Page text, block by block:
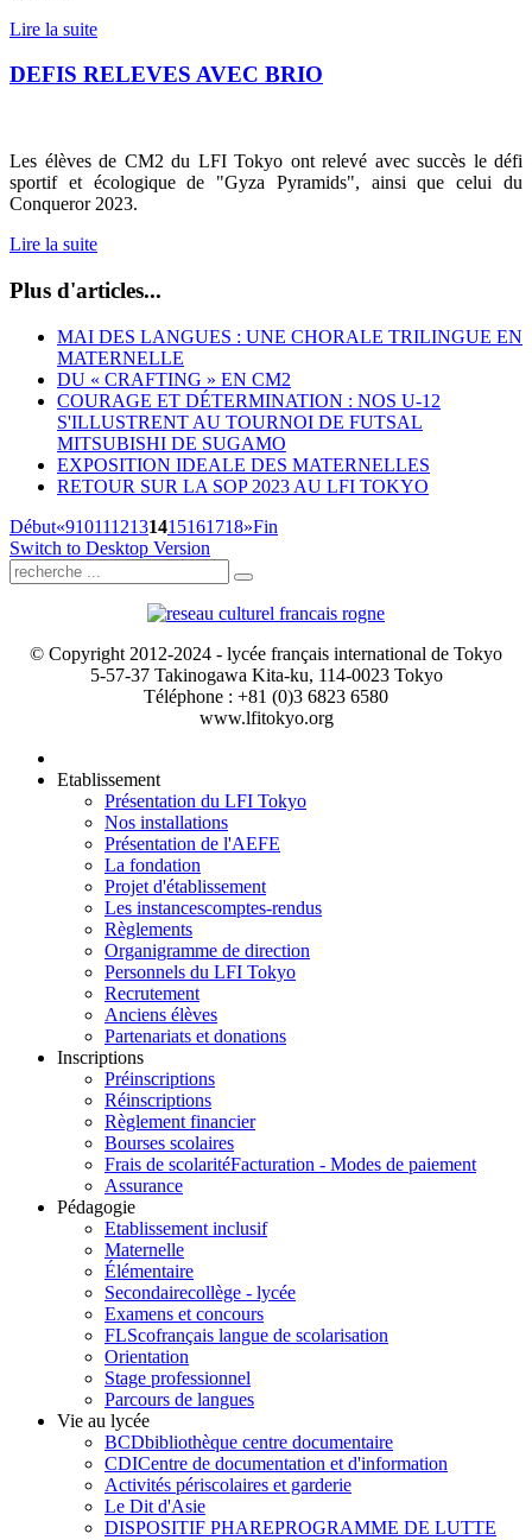
Lire la suite
DEFIS RELEVES AVEC BRIO
Les élèves de CM2 du LFI Tokyo ont relevé avec succès le défi
sportif et écologique de "Gyza Pyramids", ainsi que celui du
Conqueror 2023.
Lire la suite
Plus d'articles...
MAI DES LANGUES : UNE CHORALE TRILINGUE EN
MATERNELLE
DU « CRAFTING » EN CM2
COURAGE ET DÉTERMINATION : NOS U-12
S'ILLUSTRENT AU TOURNOI DE FUTSAL
MITSUBISHI DE SUGAMO
EXPOSITION IDEALE DES MATERNELLES
RETOUR SUR LA SOP 2023 AU LFI TOKYO
Début«9101112131415161718»Fin
Switch to Desktop Version
© Copyright 2012-2024 - lycée français international de Tokyo
5-57-37 Takinogawa Kita-ku, 114-0023 Tokyo
Téléphone : +81 (0)3 6823 6580
www.lfitokyo.org
Etablissement
Présentation du LFI Tokyo
Nos installations
Présentation de l'AEFE
La fondation
Projet d'établissement
Les instancescomptes-rendus
Règlements
Organigramme de direction
Personnels du LFI Tokyo
Recrutement
Anciens élèves
Partenariats et donations
Inscriptions
Préinscriptions
Réinscriptions
Règlement financier
Bourses scolaires
Frais de scolaritéFacturation - Modes de paiement
Assurance
Pédagogie
Etablissement inclusif
Maternelle
Élémentaire
Secondairecollège - lycée
Examens et concours
FLScofrançais langue de scolarisation
Orientation
Stage professionnel
Parcours de langues
Vie au lycée
BCDbibliothèque centre documentaire
CDICentre de documentation et d'information
Activités périscolaires et garderie
Le Dit d'Asie
DISPOSITIF PHAREPROGRAMME DE LUTTE